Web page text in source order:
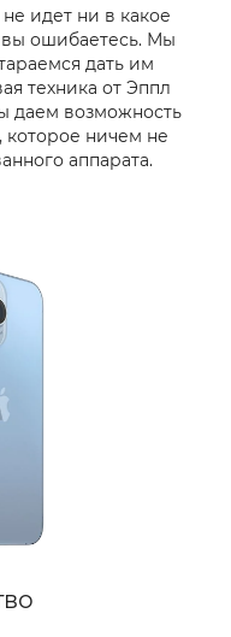
идет ни в какое
ошибаетесь. Мы
дать им
техника от Эппл
даем возможность
которое ничем не
аппарата.